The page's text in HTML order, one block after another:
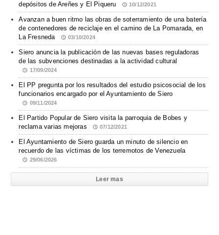
depósitos de Areñes y El Piqueru
10/12/2021
Avanzan a buen ritmo las obras de soterramiento de una batería
de contenedores de reciclaje en el camino de La Pomarada, en
La Fresneda
03/10/2024
Siero anuncia la publicación de las nuevas bases reguladoras
de las subvenciones destinadas a la actividad cultural
17/09/2024
El PP pregunta por los resultados del estudio psicosocial de los
funcionarios encargado por el Ayuntamiento de Siero
09/11/2024
El Partido Popular de Siero visita la parroquia de Bobes y
reclama varias mejoras
07/12/2021
El Ayuntamiento de Siero guarda un minuto de silencio en
recuerdo de las víctimas de los terremotos de Venezuela
29/06/2026
Leer mas